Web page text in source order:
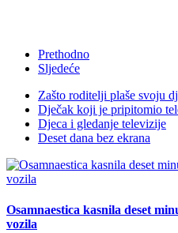
Prethodno
Sljedeće
Zašto roditelji plaše svoju
Dječak koji je pripitomio
Djeca i gledanje televizije
Deset dana bez ekrana
Osamnaestica kasnila deset
vozila